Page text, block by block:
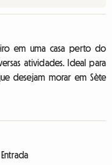
em uma casa perto do
atividades. Ideal para
desejam morar em Sète
Entrada